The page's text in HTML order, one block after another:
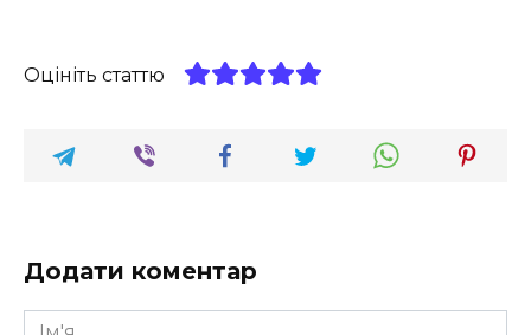
Оцініть статтю
Додати коментар
Ім'я